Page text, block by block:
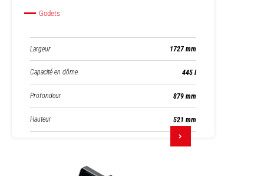
Godets
Largeur 1727 mm
Capacité en dôme 445 l
Profondeur 879 mm
Hauteur 521 mm